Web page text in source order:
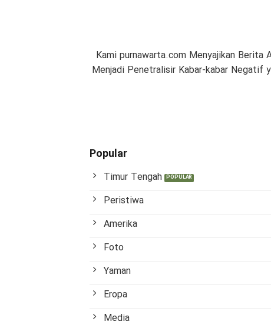
Kami purnawarta.com Menyajikan Berita
Menjadi Penetralisir Kabar-kabar Negatif
Popular
Timur Tengah
Peristiwa
Amerika
Foto
Yaman
Eropa
Media